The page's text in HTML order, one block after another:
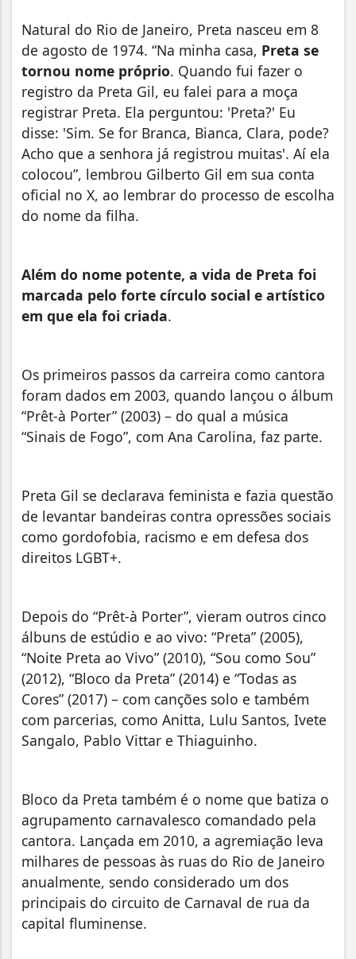
Natural do Rio de Janeiro, Preta nasceu em 8
de agosto de 1974. “Na minha casa, Preta se
tornou nome próprio. Quando fui fazer o
registro da Preta Gil, eu falei para a moça
registrar Preta. Ela perguntou: 'Preta?' Eu
disse: 'Sim. Se for Branca, Bianca, Clara, pode?
Acho que a senhora já registrou muitas'. Aí ela
colocou”, lembrou Gilberto Gil em sua conta
oficial no X, ao lembrar do processo de escolha
do nome da filha.
Além do nome potente, a vida de Preta foi
marcada pelo forte círculo social e artístico
em que ela foi criada.
Os primeiros passos da carreira como cantora
foram dados em 2003, quando lançou o álbum
“Prêt-à Porter” (2003) – do qual a música
“Sinais de Fogo”, com Ana Carolina, faz parte.
Preta Gil se declarava feminista e fazia questão
de levantar bandeiras contra opressões sociais
como gordofobia, racismo e em defesa dos
direitos LGBT+.
Depois do “Prêt-à Porter”, vieram outros cinco
álbuns de estúdio e ao vivo: “Preta” (2005),
“Noite Preta ao Vivo” (2010), “Sou como Sou”
(2012), “Bloco da Preta” (2014) e “Todas as
Cores” (2017) – com canções solo e também
com parcerias, como Anitta, Lulu Santos, Ivete
Sangalo, Pablo Vittar e Thiaguinho.
Bloco da Preta também é o nome que batiza o
agrupamento carnavalesco comandado pela
cantora. Lançada em 2010, a agremiação leva
milhares de pessoas às ruas do Rio de Janeiro
anualmente, sendo considerado um dos
principais do circuito de Carnaval de rua da
capital fluminense.